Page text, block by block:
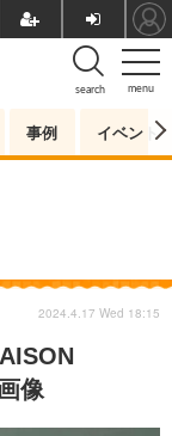
menu
search
事例 イベント
像
2024.4.17 Wed 18:15